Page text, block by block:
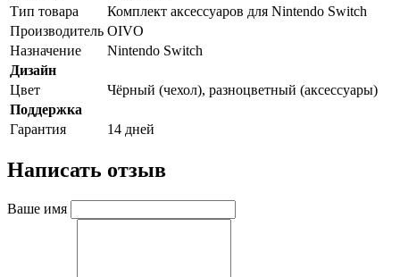
Тип товара
Комплект аксессуаров для Nintendo Switch
Производитель OIVO
Назначение
Nintendo Switch
Дизайн
Цвет
Чёрный (чехол), разноцветный (аксессуары)
Поддержка
Гарантия
14 дней
Написать отзыв
Ваше имя